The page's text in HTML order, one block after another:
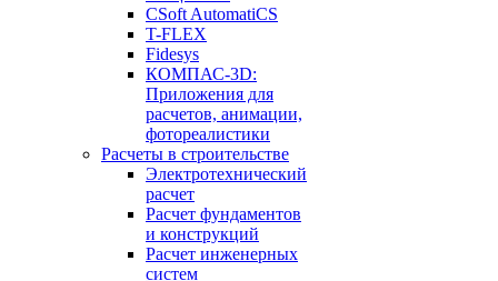
CSoft AutomatiCS
T-FLEX
Fidesys
КОМПАС-3D:
Приложения для
расчетов, анимации,
фотореалистики
Расчеты в строительстве
Электротехнический
расчет
Расчет фундаментов
и конструкций
Расчет инженерных
систем